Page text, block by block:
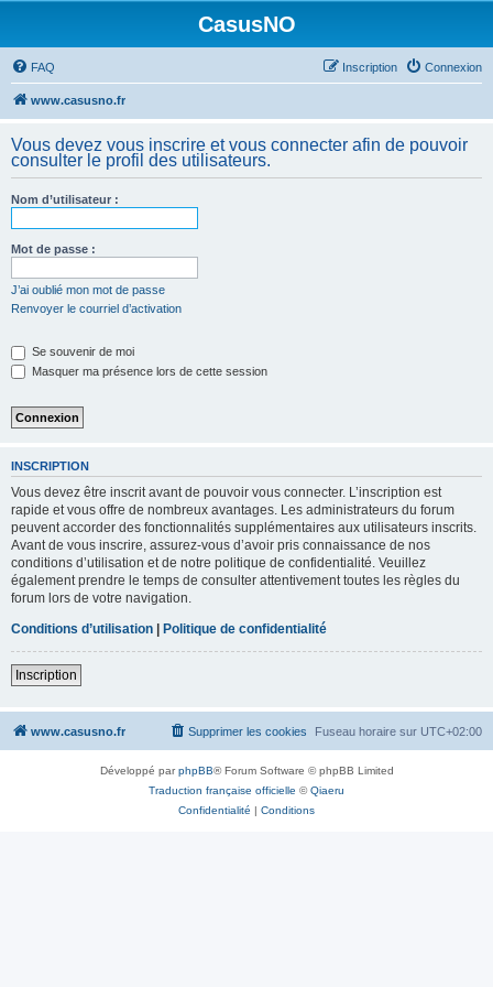
CasusNO
FAQ Connexion
Inscription
www.casusno.fr
Vous devez vous inscrire et vous connecter afin de pouvoir
consulter le profil des utilisateurs.
Nom d’utilisateur :
Mot de passe :
J’ai oublié mon mot de passe
Renvoyer le courriel d’activation
Se souvenir de moi
Masquer ma présence lors de cette session
INSCRIPTION
Vous devez être inscrit avant de pouvoir vous connecter. L’inscription est
rapide et vous offre de nombreux avantages. Les administrateurs du forum
peuvent accorder des fonctionnalités supplémentaires aux utilisateurs inscrits.
Avant de vous inscrire, assurez-vous d’avoir pris connaissance de nos
conditions d’utilisation et de notre politique de confidentialité. Veuillez
également prendre le temps de consulter attentivement toutes les règles du
forum lors de votre navigation.
Conditions d’utilisation | Politique de confidentialité
Inscription
www.casusno.fr Fuseau horaire sur UTC+02:00
Supprimer les cookies
Développé parphpBB® Forum Software © phpBB Limited
Traduction française officielle ©Qiaeru
Confidentialité | Conditions